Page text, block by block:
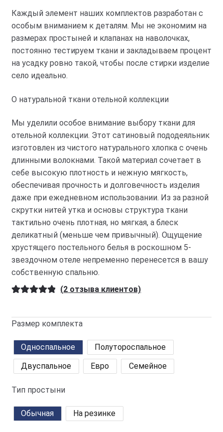
Каждый элемент наших комплектов разработан с
особым вниманием к деталям. Мы не экономим на
размерах простыней и клапанах на наволочках,
постоянно тестируем ткани и закладываем процент
на усадку ровно такой, чтобы после стирки изделие
село идеально.
О натуральной ткани отельной коллекции
Мы уделили особое внимание выбору ткани для
отельной коллекции. Этот сатиновый пододеяльник
изготовлен из чистого натурального хлопка с очень
длинными волокнами. Такой материал сочетает в
себе высокую плотность и нежную мягкость,
обеспечивая прочность и долговечность изделия
даже при ежедневном использовании. Из за разной
скрутки нитей утка и основы структура ткани
тактильно очень плотная, но мягкая, а блеск
деликатный (меньше чем привычный). Ощущение
хрустящего постельного белья в роскошном 5-
звездочном отеле непременно перенесется в вашу
собственную спальню.
основе
опроса
пользовател
(2 отзыва клиентов)
Размер комплекта
Односпальное
Полутороспальное
Двуспальное
Евро Семейное
Тип простыни
Обычная На резинке